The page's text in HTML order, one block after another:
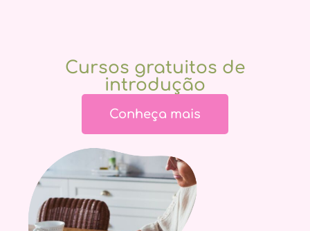
Cursos gratuitos de
introdução
Conheça mais